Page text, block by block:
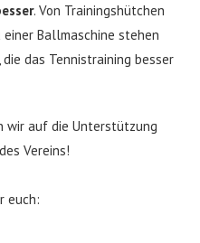
. Von Trainingshütchen
Ballmaschine stehen
das Tennistraining besser
wir auf die Unterstützung
Vereins!
euch: